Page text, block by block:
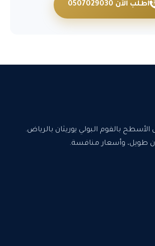
اطلب الآن 0507029030
بالفوم البولي يوريثان بالرياض.
طويل، وأسعار منافسة.